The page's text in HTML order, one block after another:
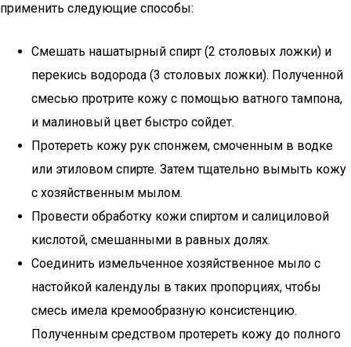
применить следующие способы:
Смешать нашатырный спирт (2 столовых ложки) и
перекись водорода (3 столовых ложки). Полученной
смесью протрите кожу с помощью ватного тампона,
и малиновый цвет быстро сойдет.
Протереть кожу рук спонжем, смоченным в водке
или этиловом спирте. Затем тщательно вымыть кожу
с хозяйственным мылом.
Провести обработку кожи спиртом и салициловой
кислотой, смешанными в равных долях.
Соединить измельченное хозяйственное мыло с
настойкой календулы в таких пропорциях, чтобы
смесь имела кремообразную консистенцию.
Полученным средством протереть кожу до полного